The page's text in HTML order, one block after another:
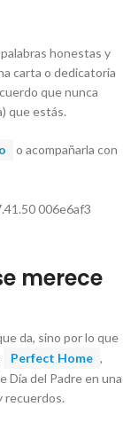
honestas y
carta o dedicatoria
que nunca
que estás.
o acompañarla con
merece
da, sino por lo que
Perfect Home ,
del Padre en una
recuerdos.